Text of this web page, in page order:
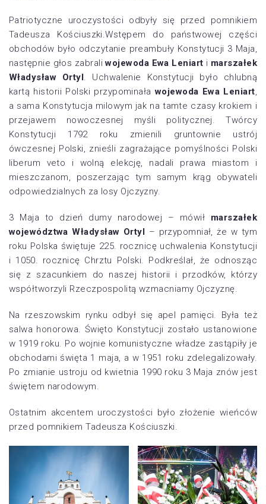
Patriotyczne uroczystości odbyły się przed pomnikiem
Tadeusza Kościuszki.Wstępem do państwowej części
obchodów było odczytanie preambuły Konstytucji 3 Maja,
następnie głos zabraliwojewoda Ewa Leniart i marszałek
Władysław Ortyl. Uchwalenie Konstytucji było chlubną
kartą historii Polski przypominaławojewoda Ewa Leniart,
a sama Konstytucja milowym jak na tamte czasy krokiem i
przejawem nowoczesnej myśli politycznej. Twórcy
Konstytucji 1792 roku zmienili gruntownie ustrój
ówczesnej Polski, znieśli zagrażające pomyślności Polski
liberum veto i wolną elekcję, nadali prawa miastom i
mieszczanom, poszerzając tym samym krąg obywateli
odpowiedzialnych za losy Ojczyzny.
3 Maja to dzień dumy narodowej – mówił marszałek
województwa Władysław Ortyl – przypomniał, że w tym
roku Polska świętuje 225. rocznicę uchwalenia Konstytucji
i 1050. rocznicę Chrztu Polski. Podkreślał, że odnosząc
się z szacunkiem do naszej historii i przodków, którzy
współtworzyli Rzeczpospolitą wzmacniamy Ojczyznę.
Na rzeszowskim rynku odbył się apel pamięci. Była też
salwa honorowa. Święto Konstytucji zostało ustanowione
w 1919 roku. Po wojnie komunistyczne władze zastąpiły je
obchodami święta 1 maja, a w 1951 roku zdelegalizowały.
Po zmianie ustroju od kwietnia 1990 roku 3 Maja znów jest
świętem narodowym.
Ostatnim akcentem uroczystości było złożenie wieńców
przed pomnikiem Tadeusza Kościuszki.